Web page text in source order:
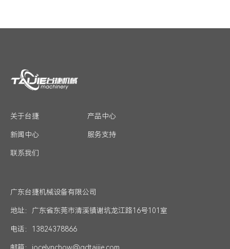
关于台捷 产品中心
新闻中心 服务支持
联系我们
广东台捷机械设备有限公司
地址：广东省东莞市清溪镇谢坑龙江路16号101室
电话：13824378866